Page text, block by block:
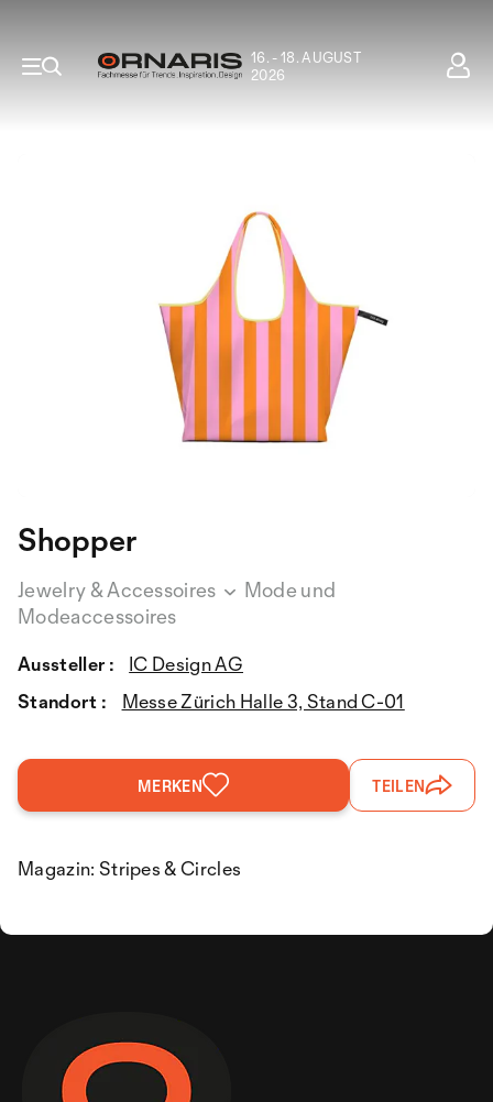
16. - 18. AUGUST
2026
Shopper
Jewelry & Accessoires
Mode und
Modeaccessoires
Aussteller :
IC Design AG
Standort :
Messe Zürich Halle 3, Stand C-01
MERKEN TEILEN
Magazin: Stripes & Circles